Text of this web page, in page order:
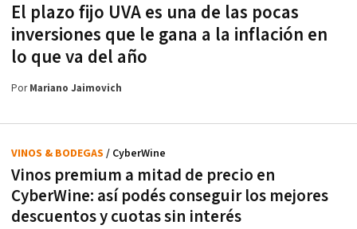
El plazo fijo UVA es una de las pocas
inversiones que le gana a la inflación en
lo que va del año
PorMariano Jaimovich
Vinos premium a mitad de precio en
CyberWine: así podés conseguir los mejores
descuentos y cuotas sin interés
VINOS & BODEGAS / CyberWine